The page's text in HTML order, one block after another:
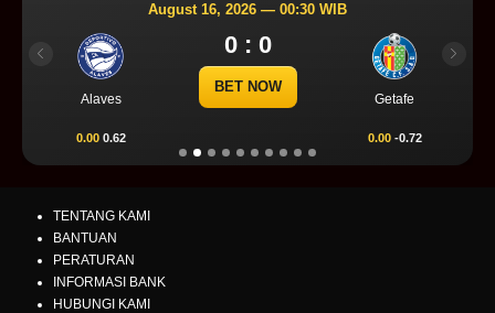
August 16, 2026 — 00:30 WIB
Alaves
0 : 0
BET NOW
Getafe
0.00 0.62 0.00 -0.72
Previous Next
TENTANG KAMI
BANTUAN
PERATURAN
INFORMASI BANK
HUBUNGI KAMI